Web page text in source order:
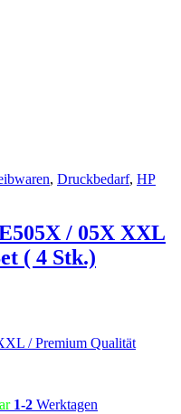
, Druckbedarf, HP
/ 05X XXL
( 4 Stk.)
/ Premium Qualität
1-2 Werktagen